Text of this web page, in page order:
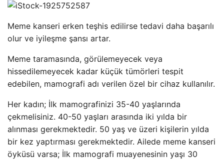
Meme kanseri erken teşhis edilirse tedavi daha başarılı
olur ve iyileşme şansı artar.
Meme taramasında, görülemeyecek veya
hissedilemeyecek kadar küçük tümörleri tespit
edebilen, mamografi adı verilen özel bir cihaz kullanılır.
Her kadın; İlk mamografinizi 35-40 yaşlarında
çekmelisiniz. 40-50 yaşları arasında iki yılda bir
alınması gerekmektedir. 50 yaş ve üzeri kişilerin yılda
bir kez yaptırması gerekmektedir. Ailede meme kanseri
öyküsü varsa; İlk mamografi muayenesinin yaşı 30